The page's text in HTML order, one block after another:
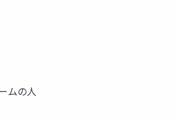
ムの人